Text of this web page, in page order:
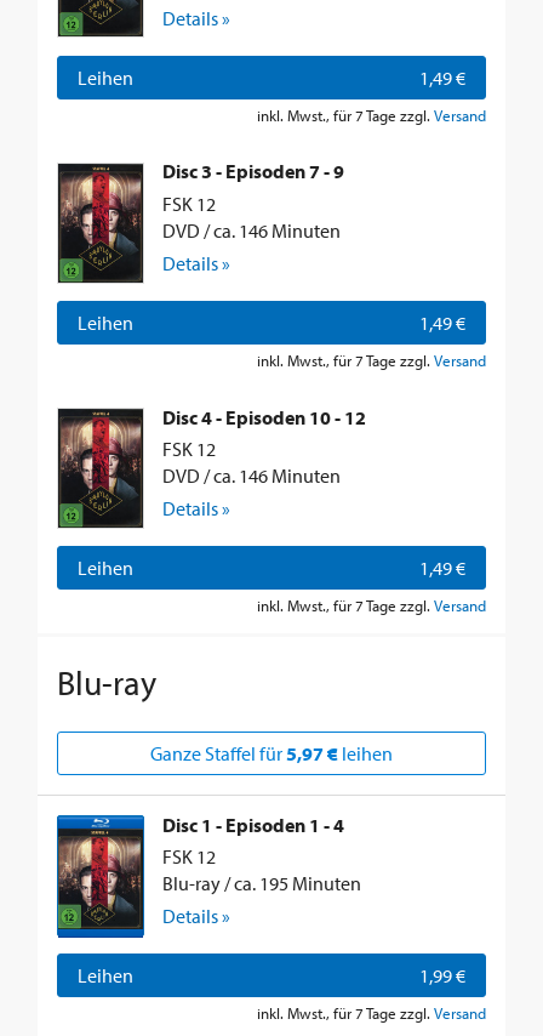
Details »
Leihen 1,49 €
inkl. Mwst., für 7 Tage zzgl. Versand
Disc 3 - Episoden 7 - 9
FSK 12
DVD / ca. 146 Minuten
Details »
Leihen 1,49 €
inkl. Mwst., für 7 Tage zzgl. Versand
Disc 4 - Episoden 10 - 12
FSK 12
DVD / ca. 146 Minuten
Details »
Leihen 1,49 €
inkl. Mwst., für 7 Tage zzgl. Versand
Blu-ray
Ganze Staffel für5,97 € leihen
Disc 1 - Episoden 1 - 4
FSK 12
Blu-ray / ca. 195 Minuten
Details »
Leihen 1,99 €
inkl. Mwst., für 7 Tage zzgl. Versand